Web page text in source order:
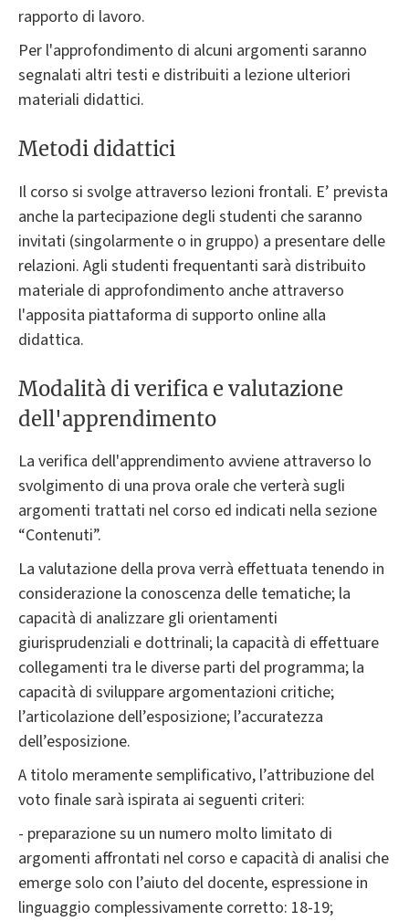
rapporto di lavoro.
Per l'approfondimento di alcuni argomenti saranno
segnalati altri testi e distribuiti a lezione ulteriori
materiali didattici.
Metodi didattici
Il corso si svolge attraverso lezioni frontali. E’ prevista
anche la partecipazione degli studenti che saranno
invitati (singolarmente o in gruppo) a presentare delle
relazioni. Agli studenti frequentanti sarà distribuito
materiale di approfondimento anche attraverso
l'apposita piattaforma di supporto online alla
didattica.
Modalità di verifica e valutazione
dell'apprendimento
La verifica dell'apprendimento avviene attraverso lo
svolgimento di una prova orale che verterà sugli
argomenti trattati nel corso ed indicati nella sezione
“Contenuti”.
La valutazione della prova verrà effettuata tenendo in
considerazione la conoscenza delle tematiche; la
capacità di analizzare gli orientamenti
giurisprudenziali e dottrinali; la capacità di effettuare
collegamenti tra le diverse parti del programma; la
capacità di sviluppare argomentazioni critiche;
l’articolazione dell’esposizione; l’accuratezza
dell’esposizione.
A titolo meramente semplificativo, l’attribuzione del
voto finale sarà ispirata ai seguenti criteri:
- preparazione su un numero molto limitato di
argomenti affrontati nel corso e capacità di analisi che
emerge solo con l’aiuto del docente, espressione in
linguaggio complessivamente corretto: 18-19;